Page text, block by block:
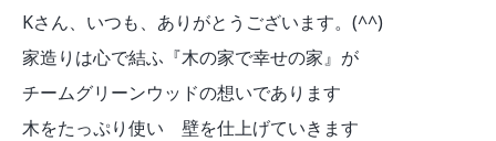
Kさん、いつも、ありがとうございます。(^^)
家造りは心で結ふ『木の家で幸せの家』が
チームグリーンウッドの想いであります
木をたっぷり使い 壁を仕上げていきます